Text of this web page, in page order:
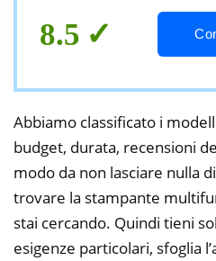
8.5
Abbiamo classificato i
budget, durata, recensioni
modo da non lasciare nulla
trovare la stampante
stai cercando. Quindi tieni
esigenze particolari, sfoglia